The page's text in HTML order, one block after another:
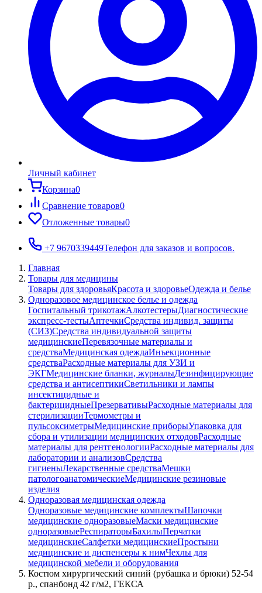
Личный кабинет
Корзина0
Сравнение товаров0
Отложенные товары0
+7 9670339449Телефон для заказов и вопросов.
Главная
Товары для медицины
Товары для здоровьяКрасота и здоровьеОдежда и белье
Одноразовое медицинское белье и одежда
Госпитальный трикотажАлкотестерыДиагностические
экспресс-тестыАптечкиСредства индивид. защиты
(СИЗ)Средства индивидуальной защиты
медицинскиеПеревязочные материалы и
средстваМедицинская одеждаИнъекционные
средстваРасходные материалы для УЗИ и
ЭКГМедицинские бланки, журналыДезинфицирующие
средства и антисептикиСветильники и лампы
инсектицидные и
бактерицидныеПрезервативыРасходные материалы для
стерилизацииТермометры и
пульсоксиметрыМедицинские приборыУпаковка для
сбора и утилизации медицинских отходовРасходные
материалы для рентгенологииРасходные материалы для
лаборатории и анализовСредства
гигиеныЛекарственные средстваМешки
патологоанатомическиеМедицинские резиновые
изделия
Одноразовая медицинская одежда
Одноразовые медицинские комплектыШапочки
медицинские одноразовыеМаски медицинские
одноразовыеРеспираторыБахилыПерчатки
медицинскиеСалфетки медицинскиеПростыни
медицинские и диспенсеры к нимЧехлы для
медицинской мебели и оборудования
Костюм хирургический синий (рубашка и брюки) 52-54
р., спанбонд 42 г/м2, ГЕКСА